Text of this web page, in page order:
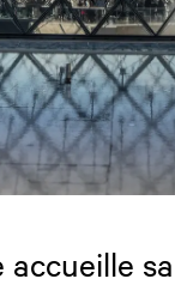
accueille